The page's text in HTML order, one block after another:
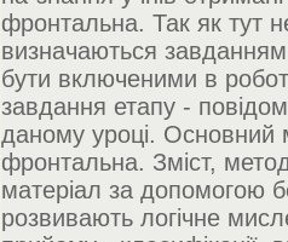
фронтальна. Так як тут
визначаються
бути включеними в
завдання етапу -
даному уроці. Основний
фронтальна. Зміст,
матеріал за допомогою
розвивають логічне